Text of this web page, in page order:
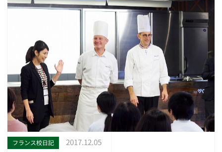
フランス校日記 2017.12.05